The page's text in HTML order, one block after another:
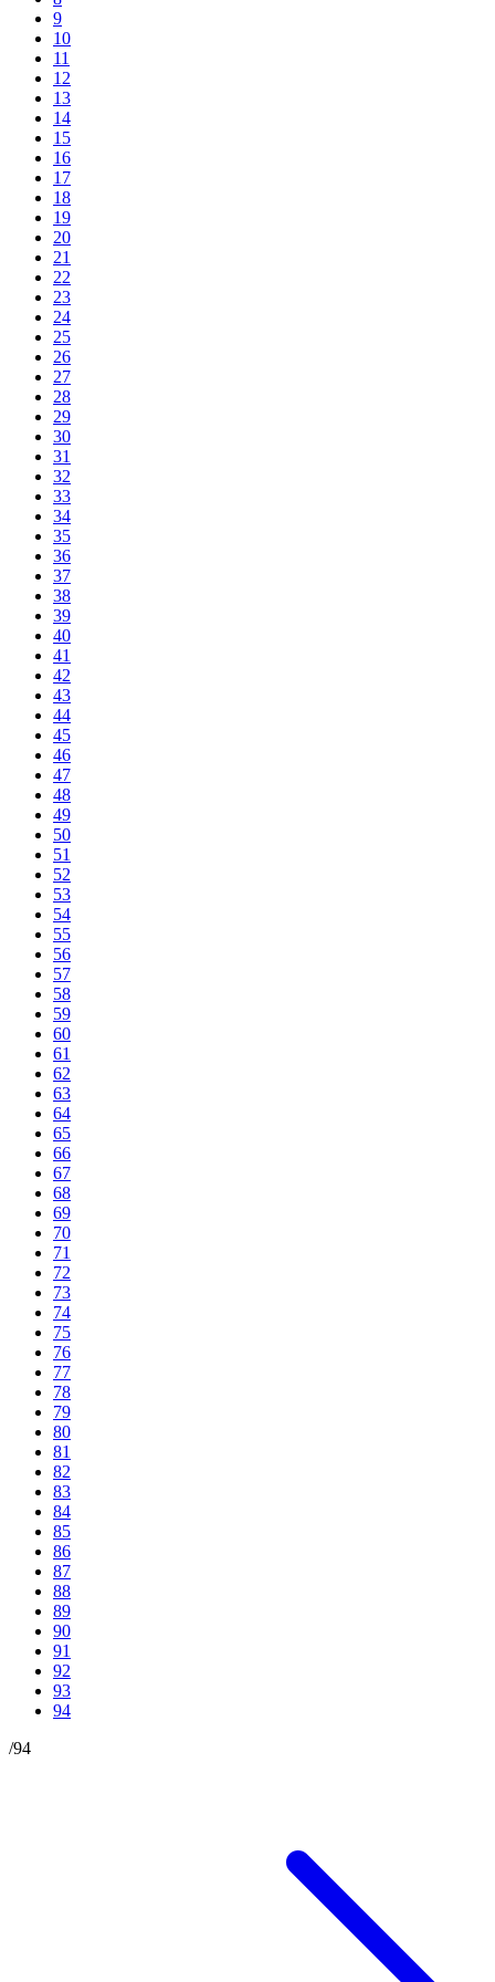
9
10
11
12
13
14
15
16
17
18
19
20
21
22
23
24
25
26
27
28
29
30
31
32
33
34
35
36
37
38
39
40
41
42
43
44
45
46
47
48
49
50
51
52
53
54
55
56
57
58
59
60
61
62
63
64
65
66
67
68
69
70
71
72
73
74
75
76
77
78
79
80
81
82
83
84
85
86
87
88
89
90
91
92
93
94
/94